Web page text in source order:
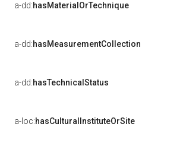
a-dd:hasMaterialOrTechnique
a-dd:hasMeasurementCollection
a-dd:hasTechnicalStatus
a-loc:hasCulturalInstituteOrSite